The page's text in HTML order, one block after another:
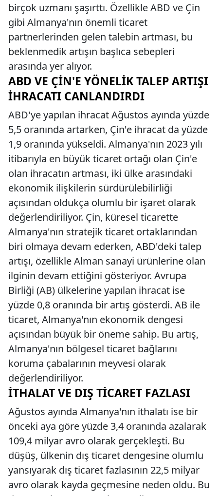
birçok uzmanı şaşırttı. Özellikle ABD ve Çin
gibi Almanya'nın önemli ticaret
partnerlerinden gelen talebin artması, bu
beklenmedik artışın başlıca sebepleri
arasında yer alıyor.
ABD VE ÇIN'E YÖNELIK TALEP ARTIŞI
İHRACATI CANLANDIRDI
ABD'ye yapılan ihracat Ağustos ayında yüzde
5,5 oranında artarken, Çin'e ihracat da yüzde
1,9 oranında yükseldi. Almanya'nın 2023 yılı
itibarıyla en büyük ticaret ortağı olan Çin'e
olan ihracatın artması, iki ülke arasındaki
ekonomik ilişkilerin sürdürülebilirliği
açısından oldukça olumlu bir işaret olarak
değerlendiriliyor. Çin, küresel ticarette
Almanya'nın stratejik ticaret ortaklarından
biri olmaya devam ederken, ABD'deki talep
artışı, özellikle Alman sanayi ürünlerine olan
ilginin devam ettiğini gösteriyor. Avrupa
Birliği (AB) ülkelerine yapılan ihracat ise
yüzde 0,8 oranında bir artış gösterdi. AB ile
ticaret, Almanya'nın ekonomik dengesi
açısından büyük bir öneme sahip. Bu artış,
Almanya'nın bölgesel ticaret bağlarını
koruma çabalarının meyvesi olarak
değerlendiriliyor.
İTHALAT VE DIŞ TICARET FAZLASI
Ağustos ayında Almanya'nın ithalatı ise bir
önceki aya göre yüzde 3,4 oranında azalarak
109,4 milyar avro olarak gerçekleşti. Bu
düşüş, ülkenin dış ticaret dengesine olumlu
yansıyarak dış ticaret fazlasının 22,5 milyar
avro olarak kayda geçmesine neden oldu. Bu